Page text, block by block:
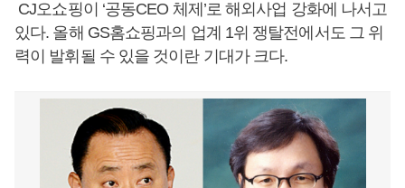
CJ오쇼핑이 ‘공동CEO 체제’로 해외사업 강화에 나서고
있다. 올해 GS홈쇼핑과의 업계 1위 쟁탈전에서도 그 위
력이 발휘될 수 있을 것이란 기대가 크다.